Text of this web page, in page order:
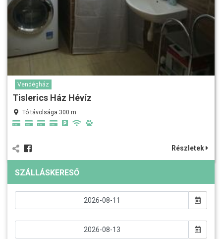
Vendégház
Tislerics Ház Hévíz
Tó távolsága 300 m
Részletek
SZÁLLÁSKERESŐ